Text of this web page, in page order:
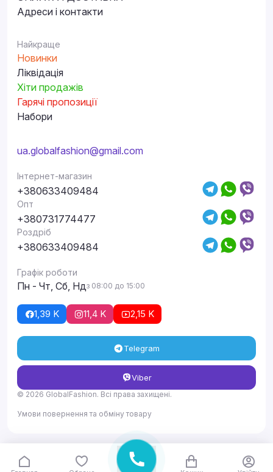
Адреси і контакти
Найкраще
Новинки
Ліквідація
Хіти продажів
Гарячі пропозиції
Набори
ua.globalfashion@gmail.com
Інтернет-магазин
+380633409484
Опт
+380731774477
Роздріб
+380633409484
Графік роботи
Пн - Чт, Сб, Ндз 08:00 до 15:00
1,39 K 11,4 K 2,15 K
Telegram
Viber
© 2026 GlobalFashion. Всі права захищені.
Умови повернення та обміну товару